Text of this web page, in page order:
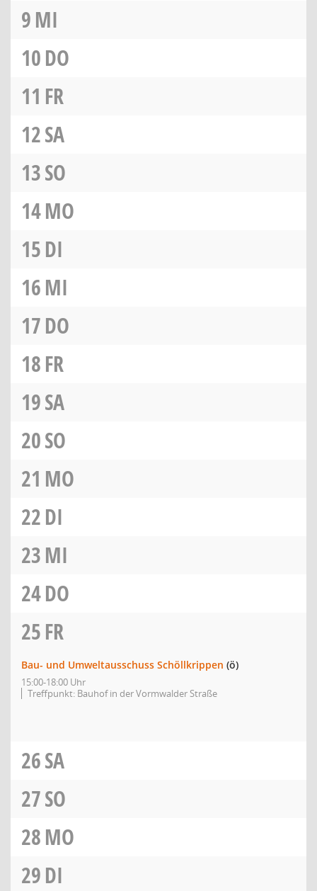
9MI
10DO
11 FR
12SA
13SO
14MO
15DI
16MI
17DO
18FR
19SA
20SO
21 MO
22DI
23MI
24DO
25FR
Bau- und Umweltausschuss Schöllkrippen (ö)
15:00-18:00 Uhr
Treffpunkt: Bauhof in der Vormwalder Straße
26SA
27SO
28MO
29DI